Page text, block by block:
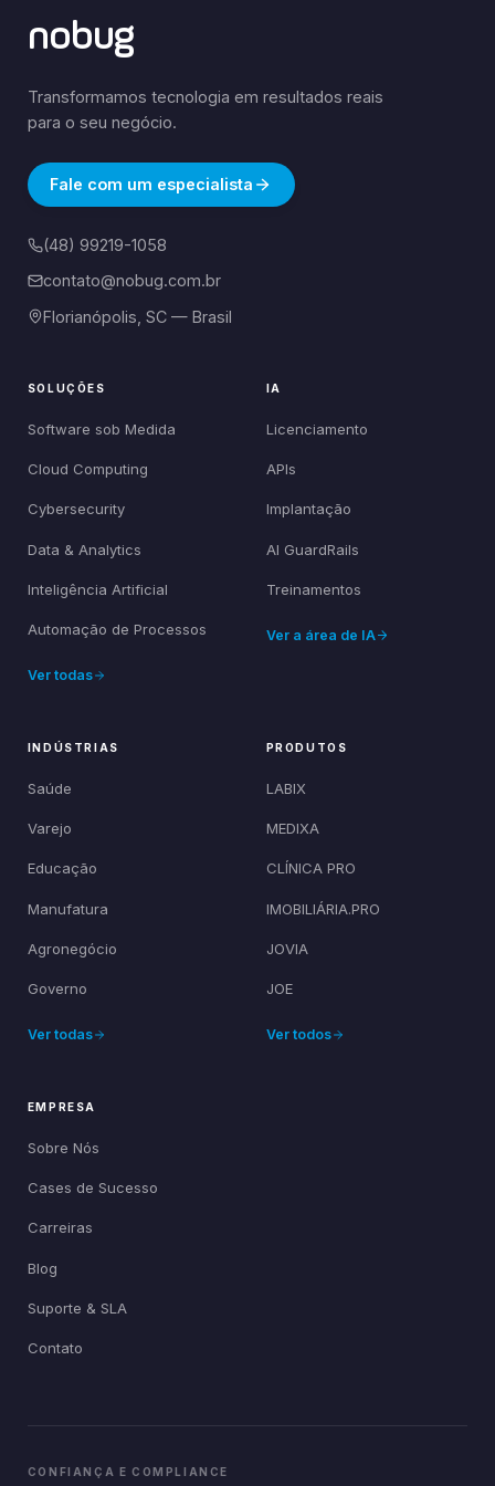
nobug
Transformamos tecnologia em resultados reais
para o seu negócio.
Fale com um especialista
(48) 99219-1058
contato@nobug.com.br
Florianópolis, SC — Brasil
SOLUÇÕES
Software sob Medida
Cloud Computing
Cybersecurity
Data & Analytics
Inteligência Artificial
Automação de Processos
Ver todas
IA
Licenciamento
APIs
Implantação
AI GuardRails
Treinamentos
Ver a área de IA
INDÚSTRIAS
Saúde
Varejo
Educação
Manufatura
Agronegócio
Governo
Ver todas
PRODUTOS
LABIX
MEDIXA
CLÍNICA PRO
IMOBILIÁRIA.PRO
JOVIA
JOE
Ver todos
EMPRESA
Sobre Nós
Cases de Sucesso
Carreiras
Blog
Suporte & SLA
Contato
CONFIANÇA E COMPLIANCE